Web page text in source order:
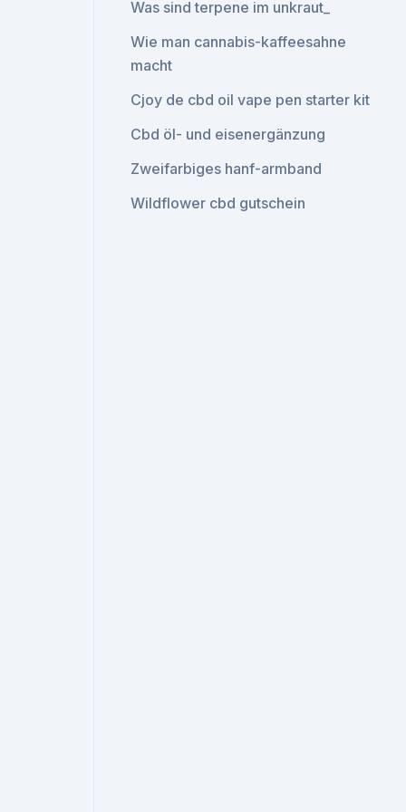
Was sind terpene im unkraut_
Wie man cannabis-kaffeesahne
macht
Cjoy de cbd oil vape pen starter kit
Cbd öl- und eisenergänzung
Zweifarbiges hanf-armband
Wildflower cbd gutschein